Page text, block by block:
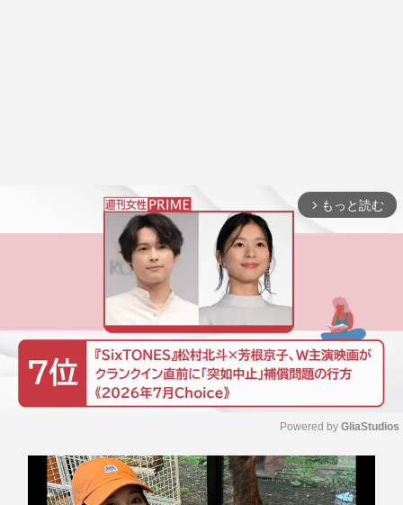
arrow_forward_ios もっと読む
M
u
t
Powered by GliaStudios